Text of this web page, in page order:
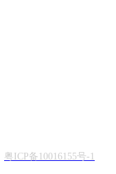
粤ICP备10016155号-1